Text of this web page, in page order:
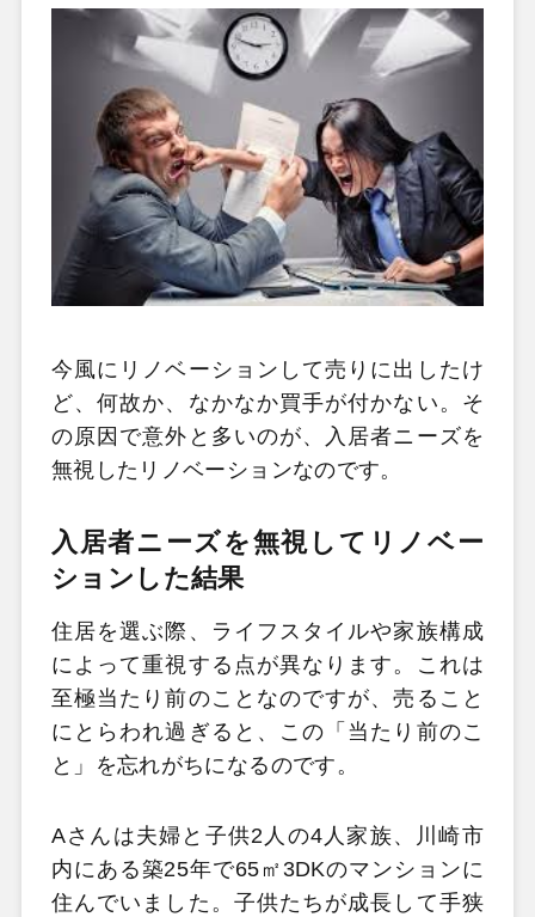
今風にリノベーションして売りに出したけ
ど、何故か、なかなか買手が付かない。そ
の原因で意外と多いのが、入居者ニーズを
無視したリノベーションなのです。
入居者ニーズを無視してリノベー
ションした結果
住居を選ぶ際、ライフスタイルや家族構成
によって重視する点が異なります。これは
至極当たり前のことなのですが、売ること
にとらわれ過ぎると、この「当たり前のこ
と」を忘れがちになるのです。
Aさんは夫婦と子供2人の4人家族、川崎市
内にある築25年で65㎡3DKのマンションに
住んでいました。子供たちが成長して手狭